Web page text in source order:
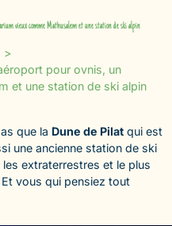
vieux comme Mathusalem et une station de ski alpin
pour ovnis, un
et une station de ski alpin
que la Dune de Pilat qui est
une ancienne station de ski
extraterrestres et le plus
vous qui pensiez tout